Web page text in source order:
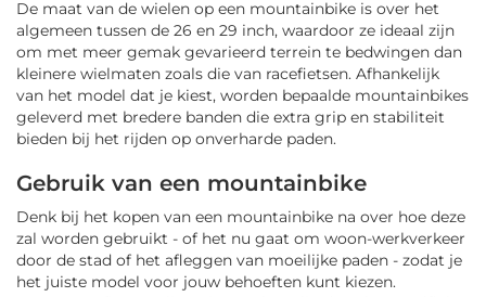
De maat van de wielen op een mountainbike is over het
algemeen tussen de 26 en 29 inch, waardoor ze ideaal zijn
om met meer gemak gevarieerd terrein te bedwingen dan
kleinere wielmaten zoals die van racefietsen. Afhankelijk
van het model dat je kiest, worden bepaalde mountainbikes
geleverd met bredere banden die extra grip en stabiliteit
bieden bij het rijden op onverharde paden.
Gebruik van een mountainbike
Denk bij het kopen van een mountainbike na over hoe deze
zal worden gebruikt - of het nu gaat om woon-werkverkeer
door de stad of het afleggen van moeilijke paden - zodat je
het juiste model voor jouw behoeften kunt kiezen.